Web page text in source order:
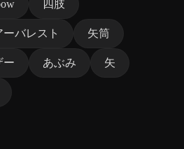
四肢
ーバレスト 矢筒
ー あぶみ 矢